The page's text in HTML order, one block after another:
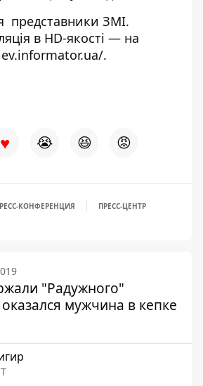
представники ЗМІ.
в HD-якості — на
.
♥ 😭 😆 😡
КОНФЕРЕНЦИЯ ПРЕСС-ЦЕНТР
"Радужного"
мужчина в кепке